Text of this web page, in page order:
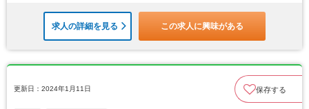
求人の詳細を見る この求人に興味がある
更新日：2024年1月11日 保存する